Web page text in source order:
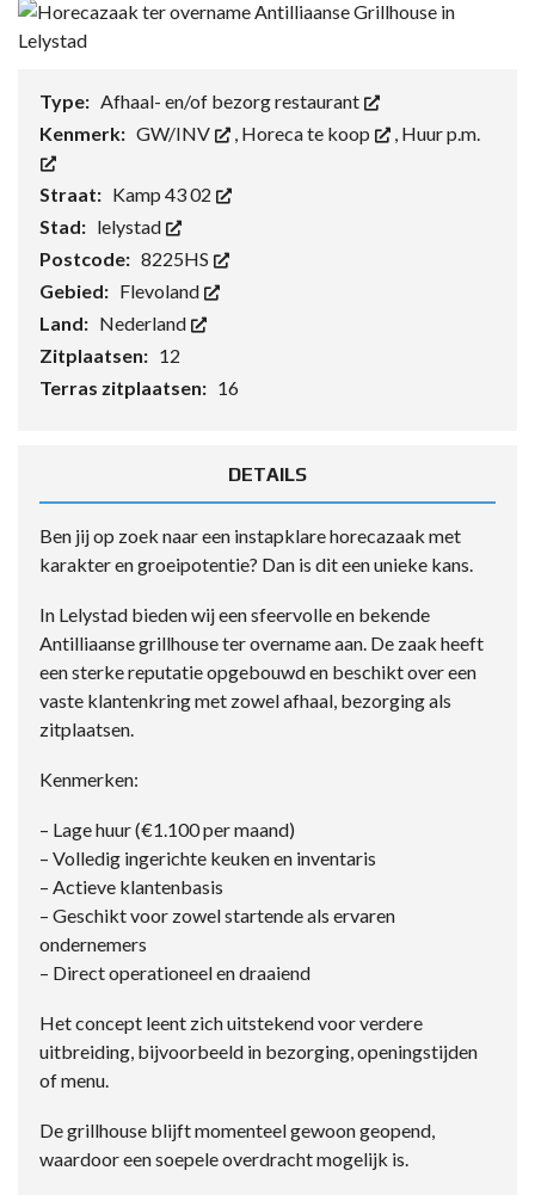
Type: Afhaal- en/of bezorg restaurant
Kenmerk: GW/INV , Horeca te koop , Huur p.m.
Straat: Kamp 43 02
Stad: lelystad
Postcode: 8225HS
Gebied: Flevoland
Land: Nederland
Zitplaatsen: 12
Terras zitplaatsen: 16
DETAILS
Ben jij op zoek naar een instapklare horecazaak met
karakter en groeipotentie? Dan is dit een unieke kans.
In Lelystad bieden wij een sfeervolle en bekende
Antilliaanse grillhouse ter overname aan. De zaak heeft
een sterke reputatie opgebouwd en beschikt over een
vaste klantenkring met zowel afhaal, bezorging als
zitplaatsen.
Kenmerken:
– Lage huur (€1.100 per maand)
– Volledig ingerichte keuken en inventaris
– Actieve klantenbasis
– Geschikt voor zowel startende als ervaren
ondernemers
– Direct operationeel en draaiend
Het concept leent zich uitstekend voor verdere
uitbreiding, bijvoorbeeld in bezorging, openingstijden
of menu.
De grillhouse blijft momenteel gewoon geopend,
waardoor een soepele overdracht mogelijk is.